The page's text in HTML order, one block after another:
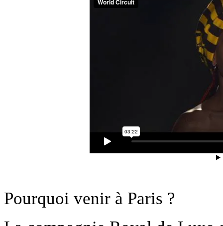
Pourquoi venir à Paris ?